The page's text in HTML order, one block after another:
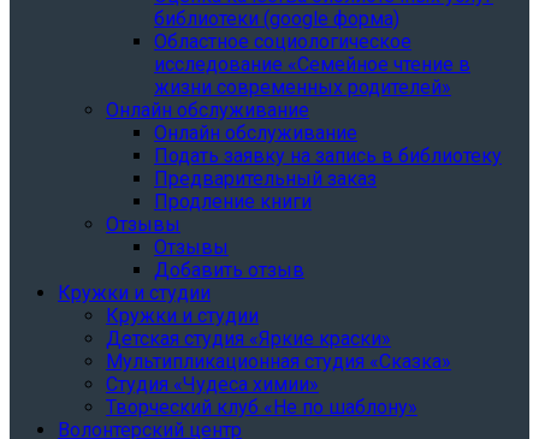
библиотеки (google форма)
Областное социологическое
исследование «Семейное чтение в
жизни современных родителей»
Онлайн обслуживание
Онлайн обслуживание
Подать заявку на запись в библиотеку
Предварительный заказ
Продление книги
Отзывы
Отзывы
Добавить отзыв
Кружки и студии
Кружки и студии
Детская студия «Яркие краски»
Мультипликационная студия «Сказка»
Студия «Чудеса химии»
Творческий клуб «Не по шаблону»
Волонтерский центр